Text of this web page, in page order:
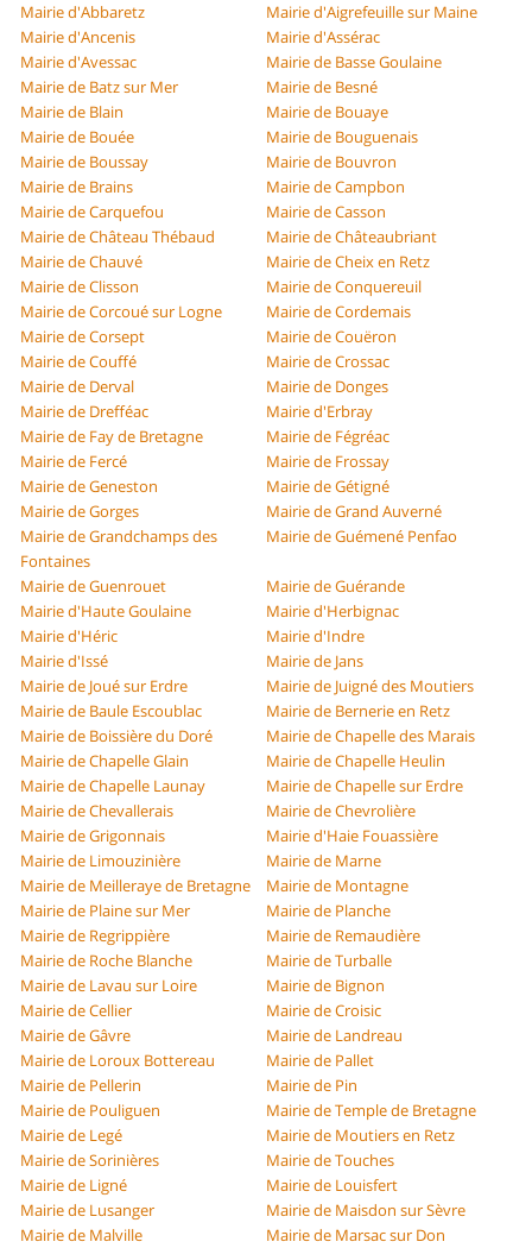
Mairie d'Abbaretz
Mairie d'Aigrefeuille sur Maine
Mairie d'Ancenis
Mairie d'Assérac
Mairie d'Avessac
Mairie de Basse Goulaine
Mairie de Batz sur Mer
Mairie de Besné
Mairie de Blain
Mairie de Bouaye
Mairie de Bouée
Mairie de Bouguenais
Mairie de Boussay
Mairie de Bouvron
Mairie de Brains
Mairie de Campbon
Mairie de Carquefou
Mairie de Casson
Mairie de Château Thébaud
Mairie de Châteaubriant
Mairie de Chauvé
Mairie de Cheix en Retz
Mairie de Clisson
Mairie de Conquereuil
Mairie de Corcoué sur Logne
Mairie de Cordemais
Mairie de Corsept
Mairie de Couëron
Mairie de Couffé
Mairie de Crossac
Mairie de Derval
Mairie de Donges
Mairie de Drefféac
Mairie d'Erbray
Mairie de Fay de Bretagne
Mairie de Fégréac
Mairie de Fercé
Mairie de Frossay
Mairie de Geneston
Mairie de Gétigné
Mairie de Gorges
Mairie de Grand Auverné
Mairie de Grandchamps des
Fontaines
Mairie de Guémené Penfao
Mairie de Guenrouet
Mairie de Guérande
Mairie d'Haute Goulaine
Mairie d'Herbignac
Mairie d'Héric
Mairie d'Indre
Mairie d'Issé
Mairie de Jans
Mairie de Joué sur Erdre
Mairie de Juigné des Moutiers
Mairie de Baule Escoublac
Mairie de Bernerie en Retz
Mairie de Boissière du Doré
Mairie de Chapelle des Marais
Mairie de Chapelle Glain
Mairie de Chapelle Heulin
Mairie de Chapelle Launay
Mairie de Chapelle sur Erdre
Mairie de Chevallerais
Mairie de Chevrolière
Mairie de Grigonnais
Mairie d'Haie Fouassière
Mairie de Limouzinière
Mairie de Marne
Mairie de Meilleraye de Bretagne
Mairie de Montagne
Mairie de Plaine sur Mer
Mairie de Planche
Mairie de Regrippière
Mairie de Remaudière
Mairie de Roche Blanche
Mairie de Turballe
Mairie de Lavau sur Loire
Mairie de Bignon
Mairie de Cellier
Mairie de Croisic
Mairie de Gâvre
Mairie de Landreau
Mairie de Loroux Bottereau
Mairie de Pallet
Mairie de Pellerin
Mairie de Pin
Mairie de Pouliguen
Mairie de Temple de Bretagne
Mairie de Legé
Mairie de Moutiers en Retz
Mairie de Sorinières
Mairie de Touches
Mairie de Ligné
Mairie de Louisfert
Mairie de Lusanger
Mairie de Maisdon sur Sèvre
Mairie de Malville
Mairie de Marsac sur Don